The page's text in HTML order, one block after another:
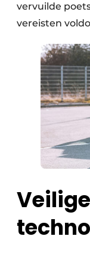
vervuilde
vereisten